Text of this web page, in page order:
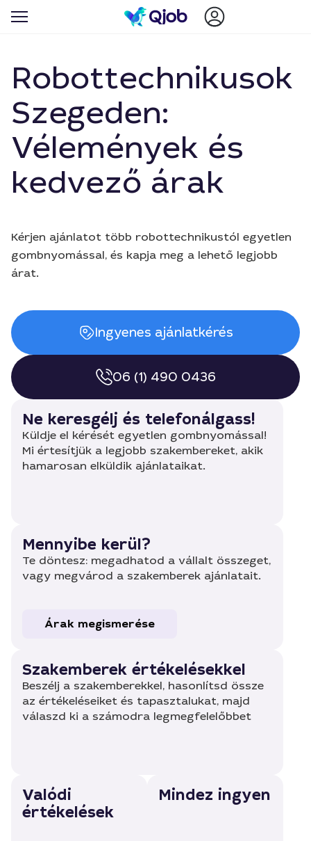
Robottechnikusok
Szegeden:
Vélemények és
kedvező árak
Kérjen ajánlatot több robottechnikustól egyetlen
gombnyomással, és kapja meg a lehető legjobb
árat.
Ingyenes ajánlatkérés
06 (1) 490 0436
Ne keresgélj és telefonálgass!
Küldje el kérését egyetlen gombnyomással!
Mi értesítjük a legjobb szakembereket, akik
hamarosan elküldik ajánlataikat.
Mennyibe kerül?
Te döntesz: megadhatod a vállalt összeget,
vagy megvárod a szakemberek ajánlatait.
Árak megismerése
Szakemberek értékelésekkel
Beszélj a szakemberekkel, hasonlítsd össze
az értékeléseiket és tapasztalukat, majd
válaszd ki a számodra legmegfelelőbbet
Valódi
értékelések
Mindez ingyen